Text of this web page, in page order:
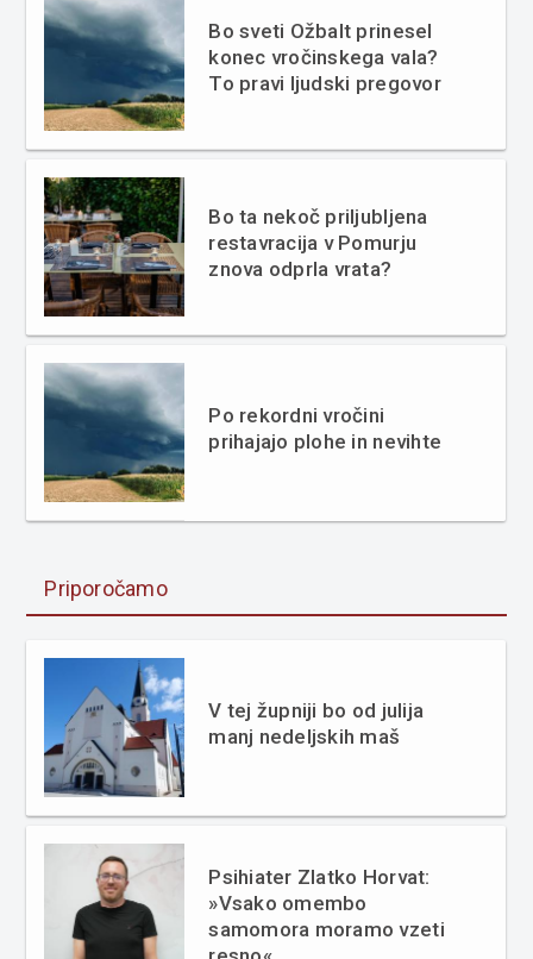
Bo sveti Ožbalt prinesel
konec vročinskega vala?
To pravi ljudski pregovor
Bo ta nekoč priljubljena
restavracija v Pomurju
znova odprla vrata?
Po rekordni vročini
prihajajo plohe in nevihte
Priporočamo
V tej župniji bo od julija
manj nedeljskih maš
Psihiater Zlatko Horvat:
»Vsako omembo
samomora moramo vzeti